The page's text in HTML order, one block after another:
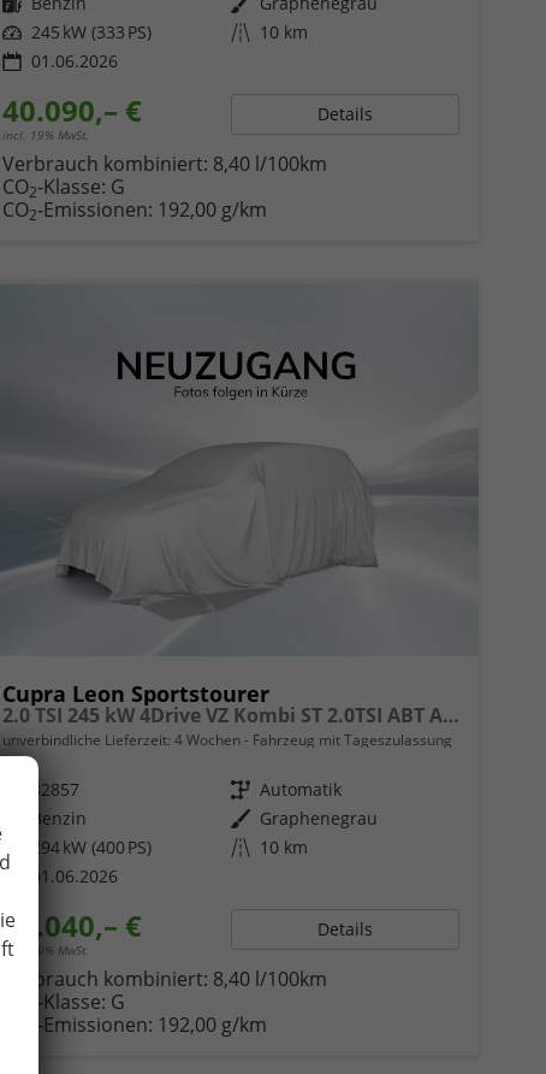
Leistung 245 kW (333 PS) Kilometerstand 10 km
01.06.2026
40.090,– €
incl. 19% MwSt.
Details
Verbrauch kombiniert: 8,40 l/100km
CO2-Klasse: G
CO2-Emissionen: 192,00 g/km
Cupra Leon Sportstourer
2.0 TSI 245 kW 4Drive VZ Kombi ST 2.0TSI ABT AHK ACC
unverbindliche Lieferzeit: 4 Wochen Fahrzeug mit Tageszulassung
82857 Getriebe Automatik
Benzin Außenfarbe Graphenegrau
294 kW (400 PS) Kilometerstand 10 km
01.06.2026
43.040,– €
incl. 19% MwSt.
Details
Verbrauch kombiniert: 8,40 l/100km
-Klasse: G
-Emissionen: 192,00 g/km